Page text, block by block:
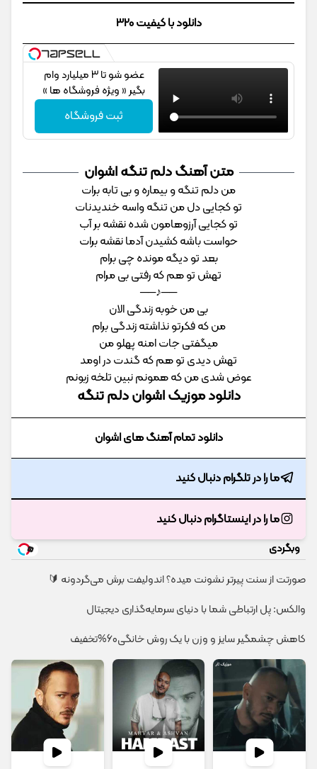
دانلود با کیفیت 320
عضو شو تا 3 میلیارد وام
بگیر « ویژه فروشگاه ها »
ثبت فروشگاه
متن آهنگ دلم تنگه اشوان
من دلم تنگه و بیماره و بی تابه برات
تو کجایی دل من تنگه واسه خندیدنات
تو کجایی آرزوهامون شده نقشه بر آب
حواست باشه کشیدن آدما نقشه برات
بعد تو دیگه مونده چی برام
تهش تو هم که رفتی بی مرام
──♪──
بی من خوبه زندگی الان
من که فکرتو نذاشته زندگی برام
میگفتی جات امنه پهلو من
تهش دیدی تو هم که گندت در اومد
عوض شدی من که همونم نبین تلخه زبونم
دانلود موزیک اشوان دلم تنگه
دانلود تمام آهنگ های اشوان
ما را در تلگرام دنبال کنید
ما را در اینستاگرام دنبال کنید
وبگردی
صورتت از سنت پیرتر نشونت میده؟ اندولیفت برش می‌گردونه 🔰
والکس: پل ارتباطی شما با دنیای سرمایه‌گذاری دیجیتال
کاهش چشمگیر سایز و وزن با یک روش خانگی60%تخفیف